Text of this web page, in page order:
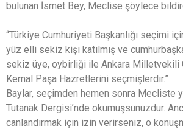
bulunan İsmet Bey, Meclise şöylece
“Türkiye Cumhuriyeti Başkanlığı seçimi
yüz elli sekiz kişi katılmış ve
sekiz üye, oybirliği ile Ankara Milletvekili
Kemal Paşa Hazretlerini seçmişlerdir.”
Baylar, seçimden hemen sonra Mecliste
Tutanak Dergisi’nde okumuşsunuzdur.
canlandırmak için izin verirseniz, o